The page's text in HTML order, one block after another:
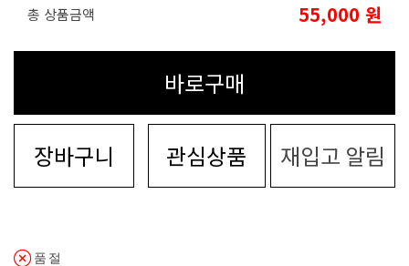
총 상품금액 55,000 원
바로구매
장바구니 관심상품 재입고 알림
품절